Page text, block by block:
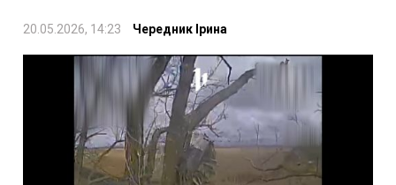
20.05.2026, 14:23 Чередник Ірина